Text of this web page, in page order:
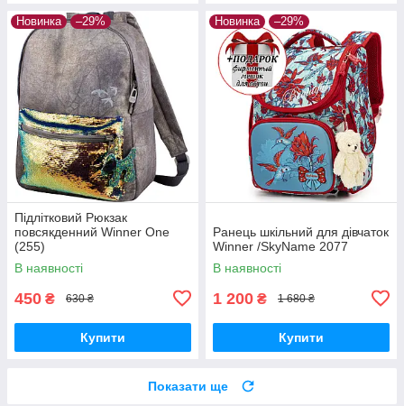
Новинка –29%
Підлітковий Рюкзак
повсякденний Winner One
(255)
В наявності
450 ₴ 630 ₴
Купити
Новинка –29%
Ранець шкільний для дівчаток
Winner /SkyName 2077
В наявності
1 200 ₴ 1 680 ₴
Купити
Показати ще